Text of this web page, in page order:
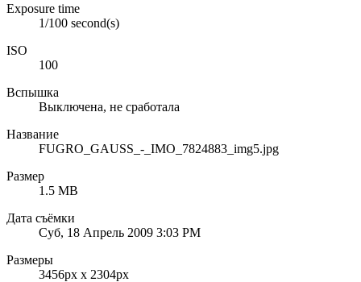
Exposure time
1/100 second(s)
ISO
100
Вспышка
Выключена, не сработала
Название
FUGRO_GAUSS_-_IMO_7824883_img5.jpg
Размер
1.5 MB
Дата съёмки
Суб, 18 Апрель 2009 3:03 PM
Размеры
3456px x 2304px